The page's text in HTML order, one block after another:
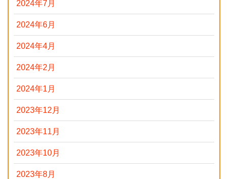
2024年7月
2024年6月
2024年4月
2024年2月
2024年1月
2023年12月
2023年11月
2023年10月
2023年8月